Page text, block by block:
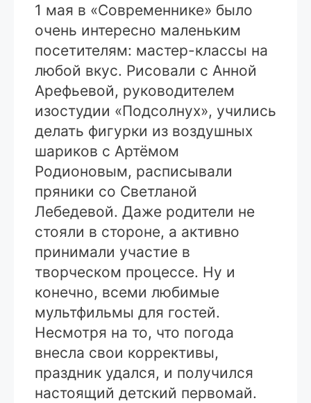
1 мая в «Современнике» было
очень интересно маленьким
посетителям: мастер-классы на
любой вкус. Рисовали с Анной
Арефьевой, руководителем
изостудии «Подсолнух», учились
делать фигурки из воздушных
шариков с Артёмом
Родионовым, расписывали
пряники со Светланой
Лебедевой. Даже родители не
стояли в стороне, а активно
принимали участие в
творческом процессе. Ну и
конечно, всеми любимые
мультфильмы для гостей.
Несмотря на то, что погода
внесла свои коррективы,
праздник удался, и получился
настоящий детский первомай.